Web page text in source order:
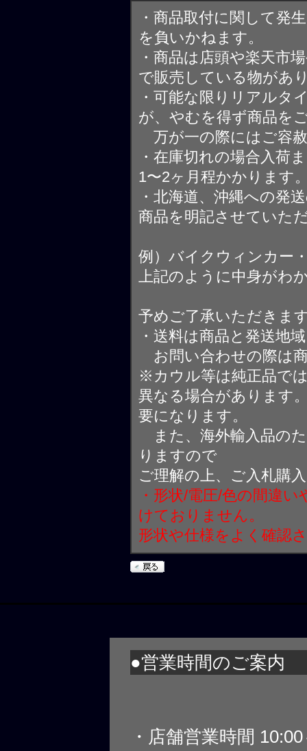
・商品取付に関して発
を負いかねます。
・商品は店頭や楽天市
で販売している物があ
・可能な限りリアルタ
が、やむを得ず商品を
万が一の際にはご容
・在庫切れの場合入荷
1〜2ヶ月程かかります
・北海道、沖縄への発
商品を明記させていた
例）バイクウィンカー
上記のように中身がわ
予めご了承いただきま
・送料は商品と発送地
お問い合わせの際は
※カウル等は純正品で
異なる場合があります
要になります。
また、海外輸入品の
りますので
ご理解の上、ご入札購
・形状/電圧/色の間違
けておりません。
形状や仕様をよく確認
●営業時間のご案内
・店舗営業時間